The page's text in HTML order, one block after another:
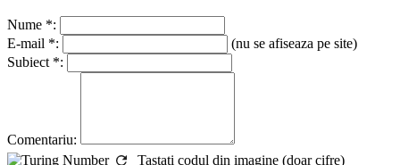
Nume *:
E-mail *:
(nu se afiseaza pe site)
Subiect *:
Comentariu:
Tastati codul din imagine (doar cifre)